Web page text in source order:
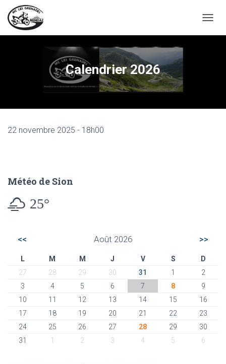
É
Calendrier 2026
22 novembre 2025 - 18h00
Météo de Sion
25°
<< Août 2026 >>
L M M J V S
D
27
28 29 30 31 1
2
3
4 5 6 7 8
9
10
11 12 13 14 15
16
17
18 19 20 21 22
23
24
25 26 27 28 29
30
31
1 2 3 4 5 6